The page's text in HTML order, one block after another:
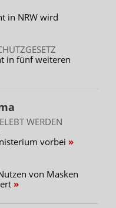
in NRW wird
in fünf weiteren
WERDEN
vorbei
von Masken